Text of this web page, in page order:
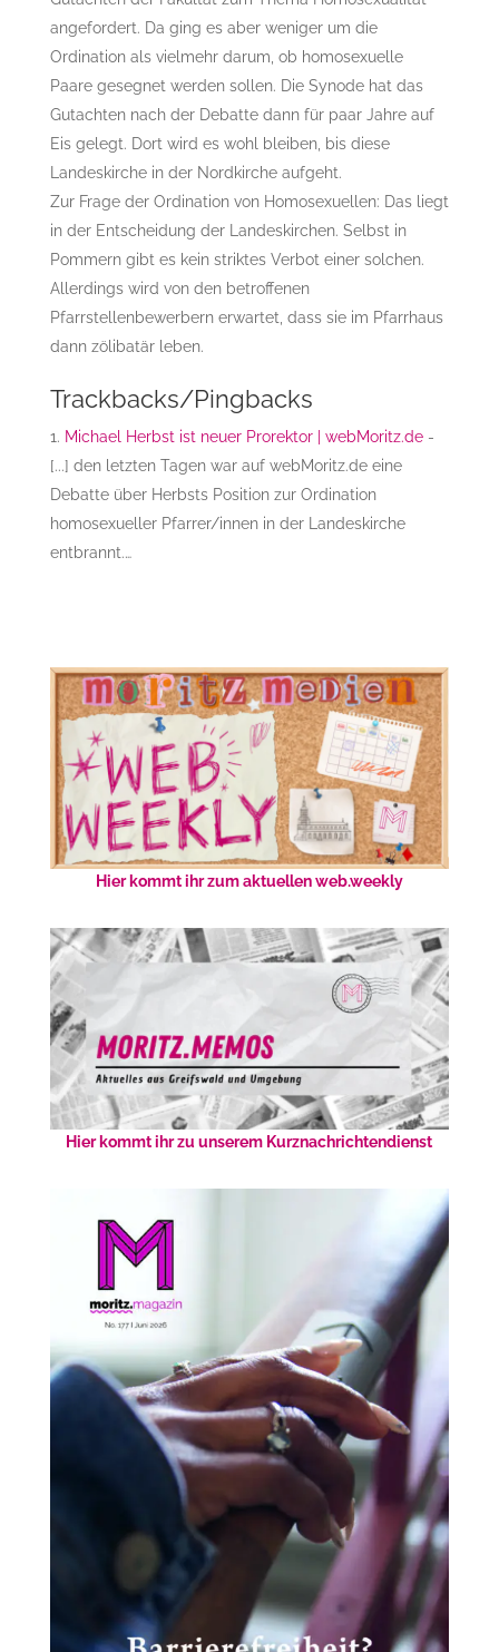
angefordert. Da ging es aber weniger um die
Ordination als vielmehr darum, ob homosexuelle
Paare gesegnet werden sollen. Die Synode hat das
Gutachten nach der Debatte dann für paar Jahre auf
Eis gelegt. Dort wird es wohl bleiben, bis diese
Landeskirche in der Nordkirche aufgeht.
Zur Frage der Ordination von Homosexuellen: Das liegt
in der Entscheidung der Landeskirchen. Selbst in
Pommern gibt es kein striktes Verbot einer solchen.
Allerdings wird von den betroffenen
Pfarrstellenbewerbern erwartet, dass sie im Pfarrhaus
dann zölibatär leben.
Trackbacks/Pingbacks
Michael Herbst ist neuer Prorektor | webMoritz.de-
[...] den letzten Tagen war auf webMoritz.de eine
Debatte über Herbsts Position zur Ordination
homosexueller Pfarrer/innen in der Landeskirche
entbrannt.…
Hier kommt ihr zum aktuellen web.weekly
Hier kommt ihr zu unserem Kurznachrichtendienst